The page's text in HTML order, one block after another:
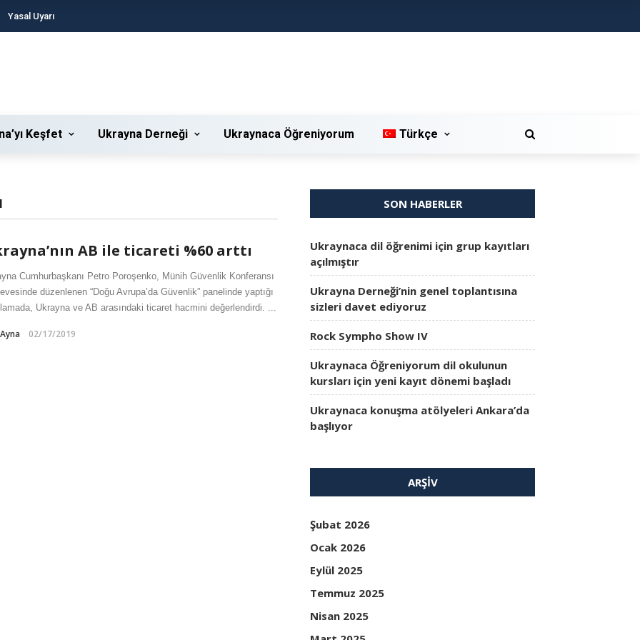
Yasal Uyarı
Keşfet Ukrayna Derneği Ukraynaca Öğreniyorum Türkçe
AB ile ticareti %60 arttı
Cumhurbaşkanı Petro Poroşenko, Münih Güvenlik Konferansı
düzenlenen “Doğu Avrupa’da Güvenlik” panelinde yaptığı
Ukrayna ve AB arasındaki ticaret hacmini değerlendirdi. ...
02/17/2019
SON HABERLER
Ukraynaca dil öğrenimi için grup kayıtları
açılmıştır
Ukrayna Derneği’nin genel toplantısına
sizleri davet ediyoruz
Rock Sympho Show IV
Ukraynaca Öğreniyorum dil okulunun
kursları için yeni kayıt dönemi başladı
Ukraynaca konuşma atölyeleri Ankara’da
başlıyor
ARŞIV
Şubat 2026
Ocak 2026
Eylül 2025
Temmuz 2025
Nisan 2025